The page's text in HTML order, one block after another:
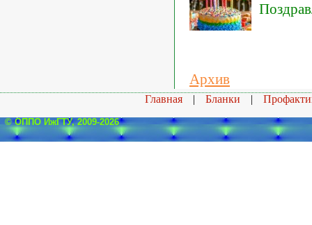
Архив
Главная | Бланки |
© ОППО ИжГТУ, 2009-2026